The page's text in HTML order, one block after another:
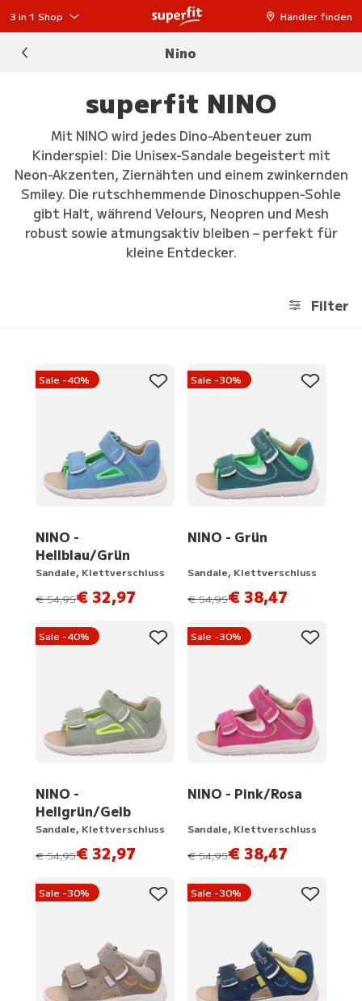
3 in 1 Shop Händler finden
Nino
superfit NINO
Mit NINO wird jedes Dino-Abenteuer zum
Kinderspiel: Die Unisex-Sandale begeistert mit
Neon-Akzenten, Ziernähten und einem zwinkernden
Smiley. Die rutschhemmende Dinoschuppen-Sohle
gibt Halt, während Velours, Neopren und Mesh
robust sowie atmungsaktiv bleiben – perfekt für
kleine Entdecker.
Filter
Sale -40%
NINO -
Hellblau/Grün
Sandale, Klettverschluss
statt
€ 54,95€ 32,97
Sale -30%
NINO - Grün
Sandale, Klettverschluss
statt
€ 54,95€ 38,47
Sale -40%
NINO -
Hellgrün/Gelb
Sandale, Klettverschluss
statt
€ 54,95€ 32,97
Sale -30%
NINO - Pink/Rosa
Sandale, Klettverschluss
statt
€ 54,95€ 38,47
Sale -30% Sale -30%